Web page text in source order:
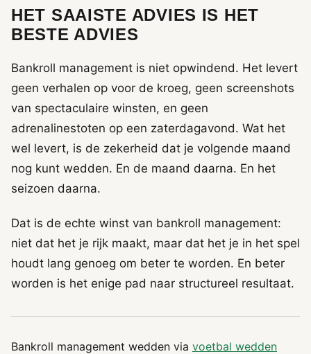
HET SAAISTE ADVIES IS HET
BESTE ADVIES
Bankroll management is niet opwindend. Het levert
geen verhalen op voor de kroeg, geen screenshots
van spectaculaire winsten, en geen
adrenalinestoten op een zaterdagavond. Wat het
wel levert, is de zekerheid dat je volgende maand
nog kunt wedden. En de maand daarna. En het
seizoen daarna.
Dat is de echte winst van bankroll management:
niet dat het je rijk maakt, maar dat het je in het spel
houdt lang genoeg om beter te worden. En beter
worden is het enige pad naar structureel resultaat.
Bankroll management wedden via voetbal wedden